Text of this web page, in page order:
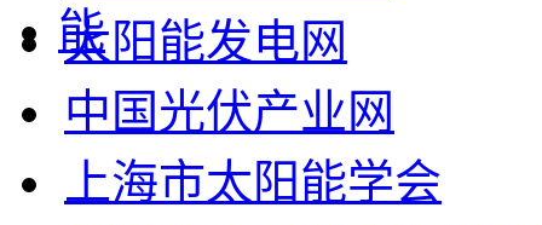
太阳能发电网
中国光伏产业网
上海市太阳能学会